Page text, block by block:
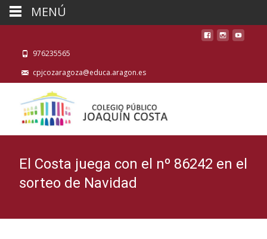
976235565
cpjcozaragoza@educa.aragon.es
El Costa juega con el nº 86242 en el
sorteo de Navidad
MENÚ